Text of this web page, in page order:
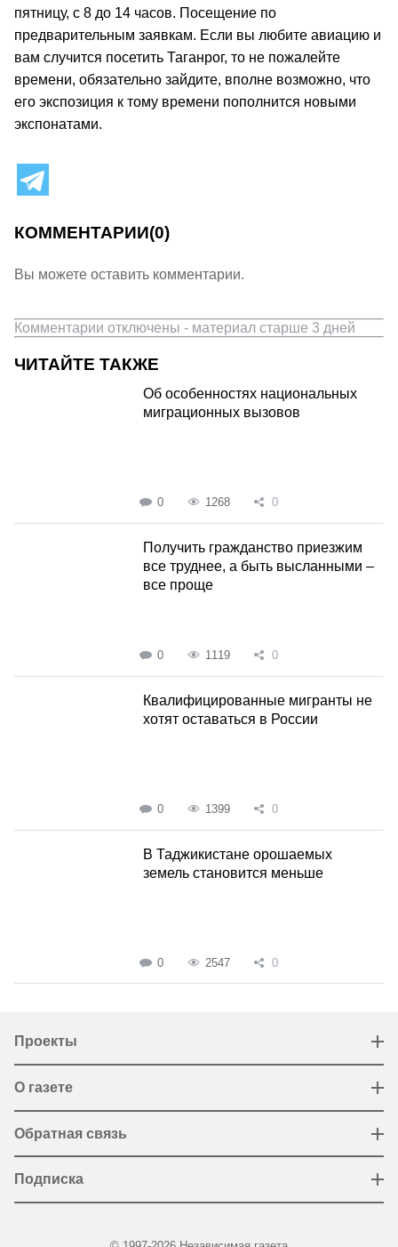
пятницу, с 8 до 14 часов. Посещение по
предварительным заявкам. Если вы любите авиацию и
вам случится посетить Таганрог, то не пожалейте
времени, обязательно зайдите, вполне возможно, что
его экспозиция к тому времени пополнится новыми
экспонатами.
КОММЕНТАРИИ(0)
Вы можете оставить комментарии.
Комментарии отключены - материал старше 3 дней
ЧИТАЙТЕ ТАКЖЕ
Об особенностях национальных
миграционных вызовов
0 1268 0
Получить гражданство приезжим
все труднее, а быть высланными –
все проще
0 1119 0
Квалифицированные мигранты не
хотят оставаться в России
0 1399 0
В Таджикистане орошаемых
земель становится меньше
0 2547 0
Проекты
О газете
Обратная связь
Подписка